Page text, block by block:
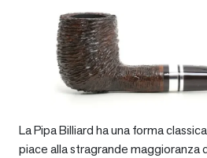
La Pipa Billiard ha una forma
piace alla stragrande maggioranza